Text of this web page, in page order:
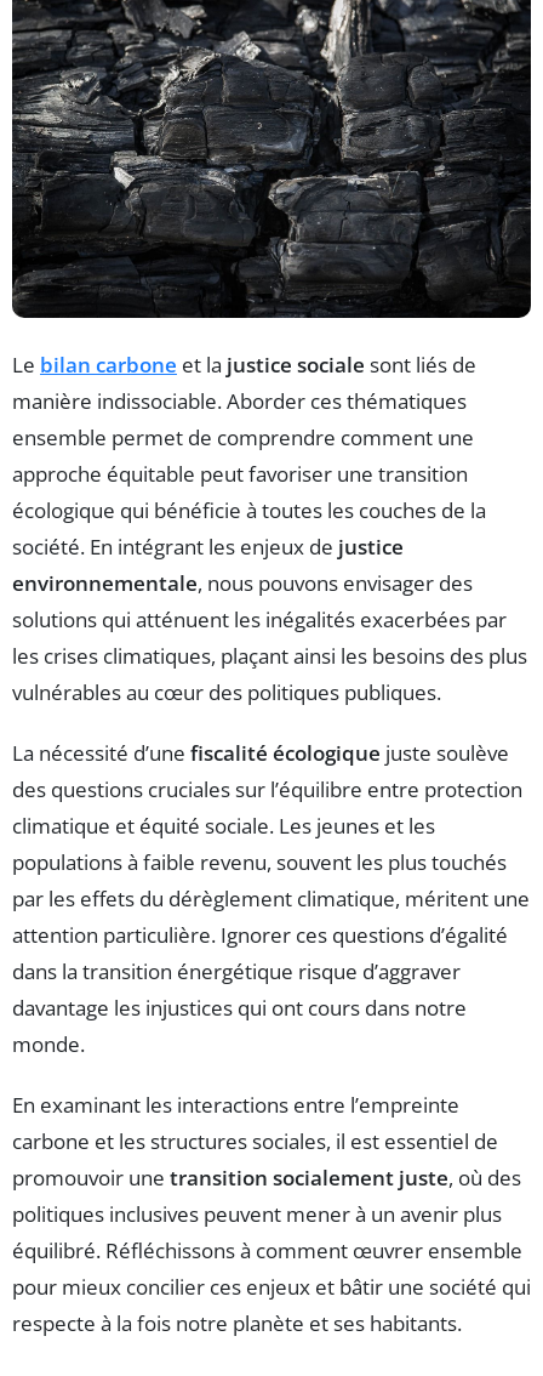
Le bilan carbone et la justice sociale sont liés de
manière indissociable. Aborder ces thématiques
ensemble permet de comprendre comment une
approche équitable peut favoriser une transition
écologique qui bénéficie à toutes les couches de la
société. En intégrant les enjeux de justice
environnementale, nous pouvons envisager des
solutions qui atténuent les inégalités exacerbées par
les crises climatiques, plaçant ainsi les besoins des plus
vulnérables au cœur des politiques publiques.
La nécessité d’une fiscalité écologique juste soulève
des questions cruciales sur l’équilibre entre protection
climatique et équité sociale. Les jeunes et les
populations à faible revenu, souvent les plus touchés
par les effets du dérèglement climatique, méritent une
attention particulière. Ignorer ces questions d’égalité
dans la transition énergétique risque d’aggraver
davantage les injustices qui ont cours dans notre
monde.
En examinant les interactions entre l’empreinte
carbone et les structures sociales, il est essentiel de
promouvoir une transition socialement juste, où des
politiques inclusives peuvent mener à un avenir plus
équilibré. Réfléchissons à comment œuvrer ensemble
pour mieux concilier ces enjeux et bâtir une société qui
respecte à la fois notre planète et ses habitants.